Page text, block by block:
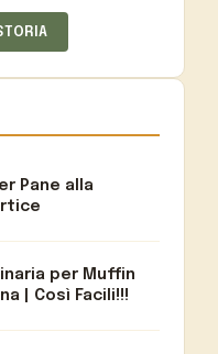
Pane alla
per Muffin
| Così Facili!!!